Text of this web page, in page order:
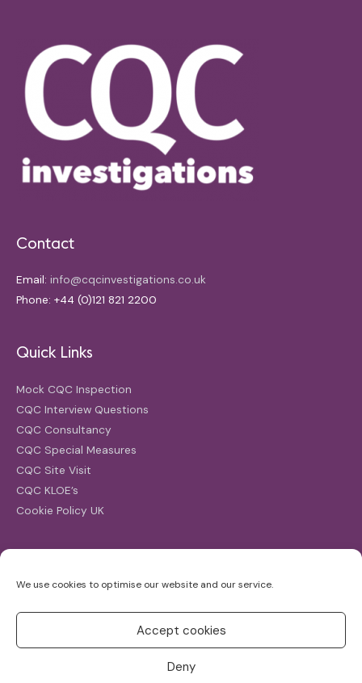
We use cookies to optimise our website and our service.
Accept cookies
Deny
Contact
Email: info@cqcinvestigations.co.uk
Phone: +44 (0)121 821 2200
Quick Links
Mock CQC Inspection
CQC Interview Questions
CQC Consultancy
CQC Special Measures
CQC Site Visit
CQC KLOE’s
Cookie Policy UK
for: